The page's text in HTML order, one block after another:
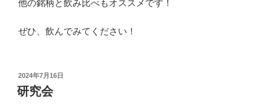
他の銘柄と飲み比べもオススメです！
ぜひ、飲んでみてください！
投
稿
日:
2024年7月16日
研究会